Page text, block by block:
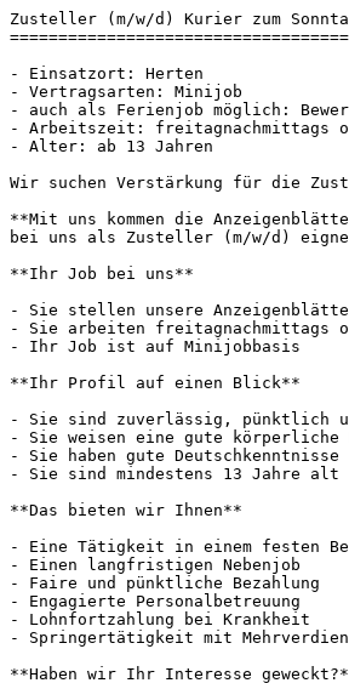
Zusteller (m/w/d) Kurier zum
- Einsatzort: Herten
- Vertragsarten: Minijob
- auch als Ferienjob möglich:
- Arbeitszeit: freitagnachmittags
- Alter: ab 13 Jahren
Wir suchen Verstärkung für die
**Mit uns kommen die
bei uns als Zusteller (m/w/d)
**Ihr Job bei uns**
- Sie stellen unsere
- Sie arbeiten freitagnachmittags
- Ihr Job ist auf Minijobbasis
**Ihr Profil auf einen Blick**
- Sie sind zuverlässig, pünktlich
- Sie weisen eine gute körperliche
- Sie haben gute Deutschkenntnisse
- Sie sind mindestens 13 Jahre alt
**Das bieten wir Ihnen**
- Eine Tätigkeit in einem festen
- Einen langfristigen Nebenjob
- Faire und pünktliche Bezahlung
- Engagierte Personalbetreuung
- Lohnfortzahlung bei Krankheit
- Springertätigkeit mit
**Haben wir Ihr Interesse